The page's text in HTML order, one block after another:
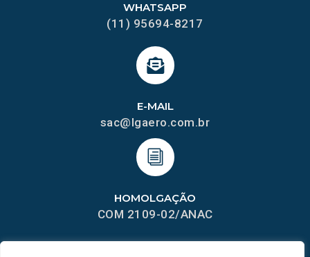
HOMOLGAÇÃO
COM 2109-02/ANAC
E-MAIL
sac@lgaero.com.br
WHATSAPP
(11) 95694-8217